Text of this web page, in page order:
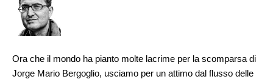
Ora che il mondo ha pianto molte lacrime per la scomparsa di
Jorge Mario Bergoglio, usciamo per un attimo dal flusso delle